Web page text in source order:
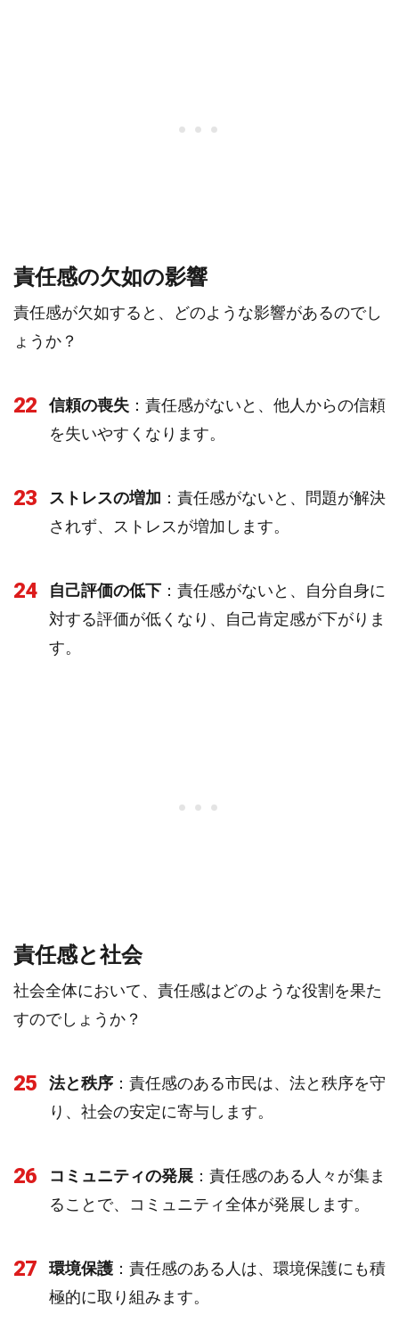
責任感の欠如の影響
責任感が欠如すると、どのような影響があるのでし
ょうか？
22 信頼の喪失 ：責任感がないと、他人からの信頼
を失いやすくなります。
23 ストレスの増加 ：責任感がないと、問題が解決
されず、ストレスが増加します。
24 自己評価の低下 ：責任感がないと、自分自身に
対する評価が低くなり、自己肯定感が下がりま
す。
責任感と社会
社会全体において、責任感はどのような役割を果た
すのでしょうか？
25 法と秩序 ：責任感のある市民は、法と秩序を守
り、社会の安定に寄与します。
26 コミュニティの発展 ：責任感のある人々が集ま
ることで、コミュニティ全体が発展します。
27 環境保護 ：責任感のある人は、環境保護にも積
極的に取り組みます。